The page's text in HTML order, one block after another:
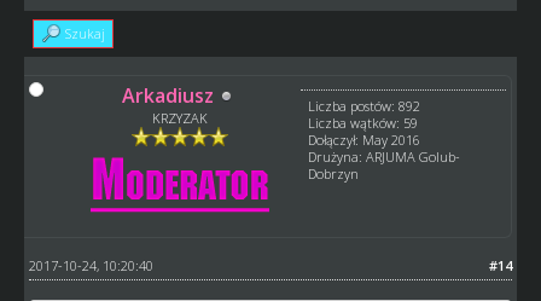
Szukaj
Arkadiusz
KRZYZAK
Liczba postów: 892
Liczba wątków: 59
Dołączył: May 2016
Drużyna: ARJUMA Golub-
Dobrzyn
#14
2017-10-24, 10:20:40